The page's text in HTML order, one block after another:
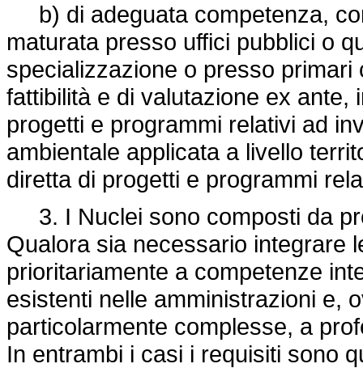
b) di adeguata competenza,
maturata presso uffici pubblici o
specializzazione o presso
fattibilità e di valutazione ex ante,
progetti e programmi relativi ad
ambientale applicata a livello
diretta di progetti e programmi
3. I Nuclei sono composti da
Qualora sia necessario integrare
prioritariamente a competenze
esistenti nelle amministrazioni e,
particolarmente complesse, a
In entrambi i casi i requisiti sono